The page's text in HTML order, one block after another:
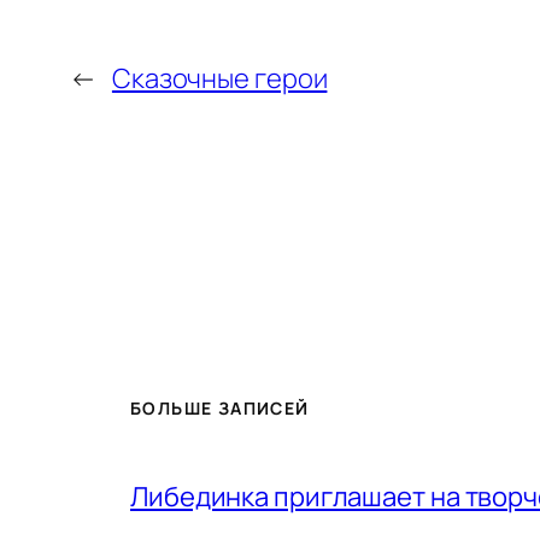
← Сказочные герои
БОЛЬШЕ ЗАПИСЕЙ
Либединка приглашает на